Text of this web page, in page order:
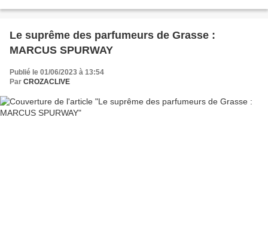
Le suprême des parfumeurs de Grasse :
MARCUS SPURWAY
Publié le 01/06/2023 à 13:54
Par CROZACLIVE